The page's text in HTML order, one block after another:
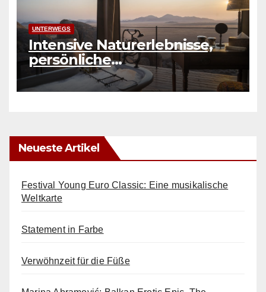
UNTERWEGS
Intensive Naturerlebnisse,
persönliche
Herausforderungen und
authentische Erfahrungen
Neueste Artikel
Festival Young Euro Classic: Eine musikalische
Weltkarte
Statement in Farbe
Verwöhnzeit für die Füße